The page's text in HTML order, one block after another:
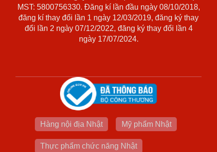
MST: 5800756330. Đăng kí lần đầu ngày 08/10/2018,
đăng kí thay đổi lần 1 ngày 12/03/2019, đăng ký thay
đổi lần 2 ngày 07/12/2022, đăng ký thay đổi lần 4
ngày 17/07/2024.
Hàng nội địa Nhật Mỹ phẩm Nhật
Thực phẩm chức năng Nhật